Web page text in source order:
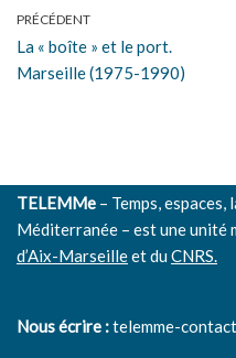
PRÉCÉDENT
La « boîte » et le port.
Marseille (1975-1990)
TELEMMe – Temps,
Méditerranée – est une unité
d’Aix-Marseilleet duCNRS.
Nous écrire :telemme-